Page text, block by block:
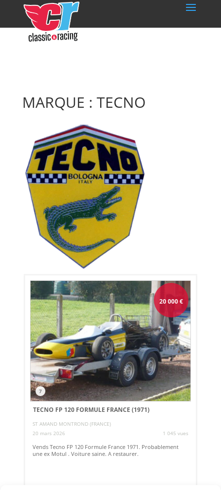
MARQUE : TECNO
20 000€
7
TECNO FP 120 FORMULE FRANCE (1971)
ST AMAND MONTROND (FRANCE)
20 mars 2026
1 045 vues
Vends Tecno FP 120 Formule France 1971. Probablement
une ex Motul . Voiture saine. A restaurer.